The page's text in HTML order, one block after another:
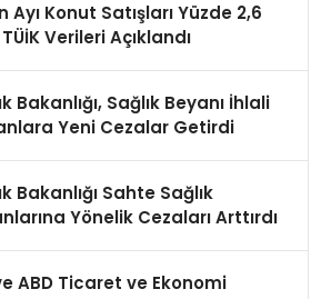
Ayı Konut Satışları Yüzde 2,6
Verileri Açıklandı
Bakanlığı, Sağlık Beyanı İhlali
Yeni Cezalar Getirdi
Bakanlığı Sahte Sağlık
Yönelik Cezaları Arttırdı
ABD Ticaret ve Ekonomi